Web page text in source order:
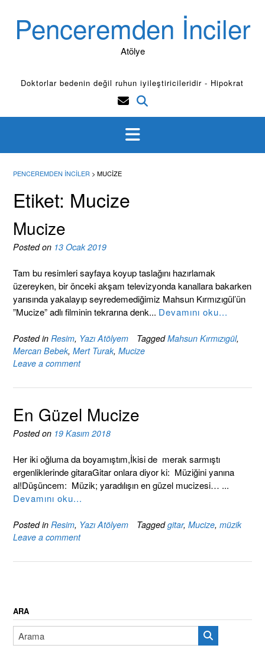
contentPenceremden İnciler
Atölye
Doktorlar bedenin değil ruhun iyileştiricileridir - Hipokrat
PENCEREMDEN İNCILER > MUCIZE
Etiket: Mucize
Mucize
Posted on 13 Ocak 2019
Tam bu resimleri sayfaya koyup taslağını hazırlamak
üzereyken, bir önceki akşam televizyonda kanallara bakarken
yarısında yakalayıp seyredemediğimiz Mahsun Kırmızıgül’ün
”Mucize” adlı filminin tekrarına denk... Devamını oku...
Posted in Resim, Yazı Atölyem TaggedMahsun Kırmızıgül,
Mercan Bebek, Mert Turak, Mucize
Leave a comment
En Güzel Mucize
Posted on 19 Kasım 2018
Her iki oğluma da boyamıştım,İkisi de merak sarmıştı
ergenliklerinde gitaraGitar onlara diyor ki: Müziğini yanına
al!Düşüncem: Müzik; yaradılışın en güzel mucizesi… ...
Devamını oku...
Posted in Resim, Yazı Atölyem Taggedgitar, Mucize, müzik
Leave a comment
ARA